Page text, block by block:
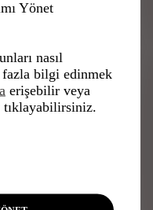
Yönet
nasıl
fazla bilgi edinmek
erişebilir veya
tıklayabilirsiniz.